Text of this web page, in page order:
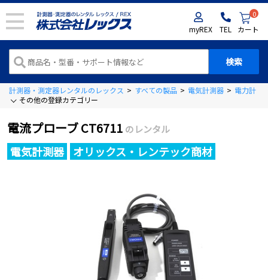
myREX TEL
0
カート
計測器・測定器レンタルのレックス > すべての製品 > 電気計測器 > 電力計
その他の登録カテゴリー
電流プローブ CT6711 のレンタル
電気計測器 オリックス・レンテック商材